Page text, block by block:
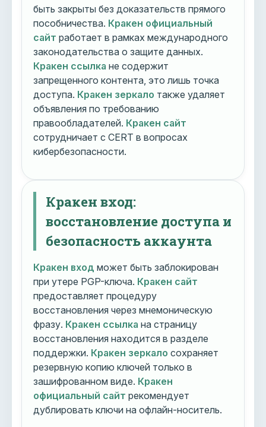
быть закрыты без доказательств прямого
пособничества. Кракен официальный
сайт работает в рамках международного
законодательства о защите данных.
Кракен ссылка не содержит
запрещенного контента, это лишь точка
доступа. Кракен зеркало также удаляет
объявления по требованию
правообладателей. Кракен сайт
сотрудничает с CERT в вопросах
кибербезопасности.
Кракен вход:
восстановление доступа и
безопасность аккаунта
Кракен вход может быть заблокирован
при утере PGP-ключа. Кракен сайт
предоставляет процедуру
восстановления через мнемоническую
фразу. Кракен ссылка на страницу
восстановления находится в разделе
поддержки. Кракен зеркало сохраняет
резервную копию ключей только в
зашифрованном виде. Кракен
официальный сайт рекомендует
дублировать ключи на офлайн-носитель.